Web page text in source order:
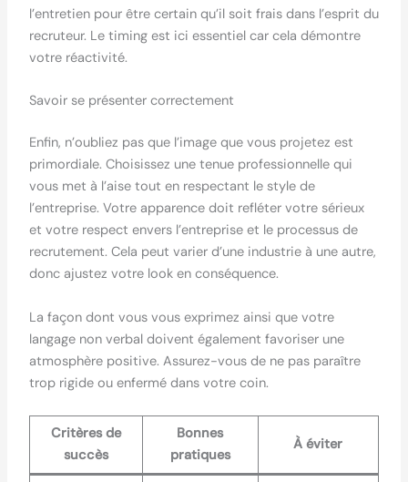
l’entretien pour être certain qu’il soit frais dans l’esprit du
recruteur. Le timing est ici essentiel car cela démontre
votre réactivité.
Savoir se présenter correctement
Enfin, n’oubliez pas que l’image que vous projetez est
primordiale. Choisissez une tenue professionnelle qui
vous met à l’aise tout en respectant le style de
l’entreprise. Votre apparence doit refléter votre sérieux
et votre respect envers l’entreprise et le processus de
recrutement. Cela peut varier d’une industrie à une autre,
donc ajustez votre look en conséquence.
La façon dont vous vous exprimez ainsi que votre
langage non verbal doivent également favoriser une
atmosphère positive. Assurez-vous de ne pas paraître
trop rigide ou enfermé dans votre coin.
Critères de
succès
Bonnes
pratiques
À éviter